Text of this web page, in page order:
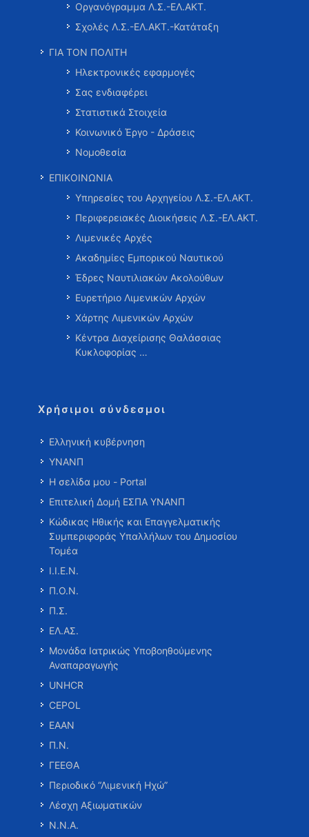
Οργανόγραμμα Λ.Σ.-ΕΛ.ΑΚΤ.
Σχολές Λ.Σ.-ΕΛ.ΑΚΤ.-Κατάταξη
ΓΙΑ ΤΟΝ ΠΟΛΙΤΗ
Ηλεκτρονικές εφαρμογές
Σας ενδιαφέρει
Στατιστικά Στοιχεία
Κοινωνικό Έργο - Δράσεις
Νομοθεσία
ΕΠΙΚΟΙΝΩΝΙΑ
Υπηρεσίες του Αρχηγείου Λ.Σ.-ΕΛ.ΑΚΤ.
Περιφερειακές Διοικήσεις Λ.Σ.-ΕΛ.ΑΚΤ.
Λιμενικές Αρχές
Ακαδημίες Εμπορικού Ναυτικού
Έδρες Ναυτιλιακών Ακολούθων
Ευρετήριο Λιμενικών Αρχών
Χάρτης Λιμενικών Αρχών
Κέντρα Διαχείρισης Θαλάσσιας
Κυκλοφορίας …
Χρήσιμοι σύνδεσμοι
Ελληνική κυβέρνηση
ΥΝΑΝΠ
Η σελίδα μου - Portal
Επιτελική Δομή ΕΣΠΑ ΥΝΑΝΠ
Κώδικας Ηθικής και Επαγγελματικής
Συμπεριφοράς Υπαλλήλων του Δημοσίου
Τομέα
Ι.Ι.Ε.Ν.
Π.Ο.Ν.
Π.Σ.
ΕΛ.ΑΣ.
Μονάδα Ιατρικώς Υποβοηθούμενης
Αναπαραγωγής
UNHCR
CEPOL
ΕΑΑΝ
Π.Ν.
ΓΕΕΘΑ
Περιοδικό “Λιμενική Ηχώ”
Λέσχη Αξιωματικών
Ν.Ν.Α.